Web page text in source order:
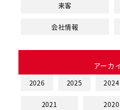
来客
会社情報
アーカ
2026 2025 2024
2021 2020